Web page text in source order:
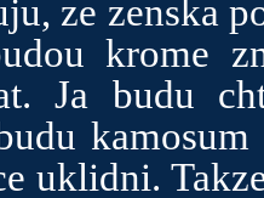
ze zenska
krome
Ja budu
uklidni.